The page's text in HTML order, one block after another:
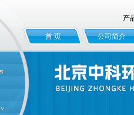
产
首 页 公司简介